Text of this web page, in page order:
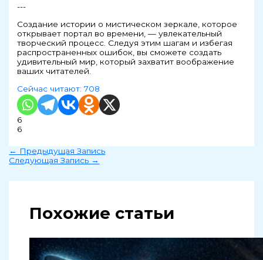
---
Создание истории о мистическом зеркале, которое
открывает портал во времени, — увлекательный
творческий процесс. Следуя этим шагам и избегая
распространенных ошибок, вы сможете создать
удивительный мир, который захватит воображение
ваших читателей.
Сейчас читают: 708
6
6
← Предыдущая Запись
Следующая Запись →
Похожие статьи